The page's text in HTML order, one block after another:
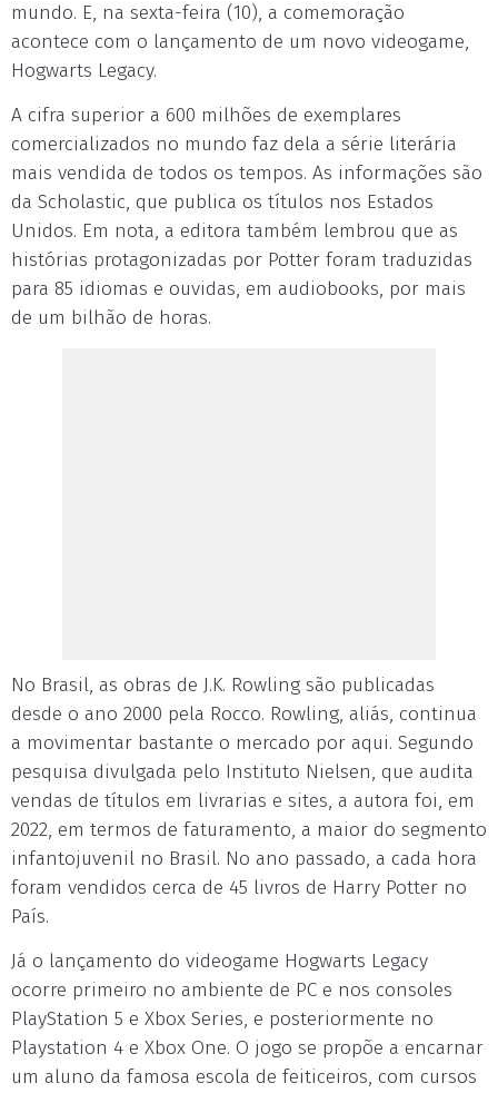
mundo. E, na sexta-feira (10), a comemoração
acontece com o lançamento de um novo videogame,
Hogwarts Legacy.
A cifra superior a 600 milhões de exemplares
comercializados no mundo faz dela a série literária
mais vendida de todos os tempos. As informações são
da Scholastic, que publica os títulos nos Estados
Unidos. Em nota, a editora também lembrou que as
histórias protagonizadas por Potter foram traduzidas
para 85 idiomas e ouvidas, em audiobooks, por mais
de um bilhão de horas.
No Brasil, as obras de J.K. Rowling são publicadas
desde o ano 2000 pela Rocco. Rowling, aliás, continua
a movimentar bastante o mercado por aqui. Segundo
pesquisa divulgada pelo Instituto Nielsen, que audita
vendas de títulos em livrarias e sites, a autora foi, em
2022, em termos de faturamento, a maior do segmento
infantojuvenil no Brasil. No ano passado, a cada hora
foram vendidos cerca de 45 livros de Harry Potter no
País.
Já o lançamento do videogame Hogwarts Legacy
ocorre primeiro no ambiente de PC e nos consoles
PlayStation 5 e Xbox Series, e posteriormente no
Playstation 4 e Xbox One. O jogo se propõe a encarnar
um aluno da famosa escola de feiticeiros, com cursos